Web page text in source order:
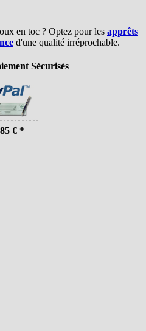
en toc ? Optez pour les apprêts
d'une qualité irréprochable.
Sécurisés
85 € *